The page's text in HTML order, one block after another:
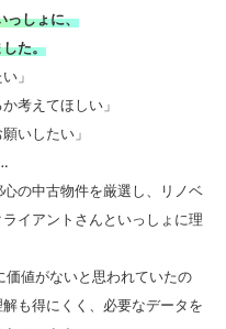
っしょに、
た。
」
考えてほしい」
いしたい」
の中古物件を厳選し、リノベ
イアントさんといっしょに理
値がないと思われていたの
も得にくく、必要なデータを